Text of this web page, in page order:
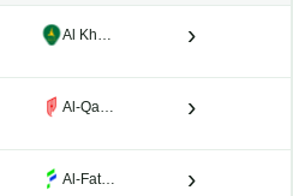
Al Khaleej Saihat ›
Al-Qadisiyah FC ›
Al-Fateh ›